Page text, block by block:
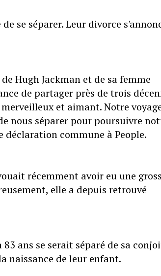
se séparer. Leur divorce
Hugh Jackman et de sa femme
de partager près de trois
et aimant. Notre
nous séparer pour poursuivre
déclaration commune à People.
récemment avoir eu une
elle a depuis retrouvé
ans se serait séparé de sa
naissance de leur enfant.